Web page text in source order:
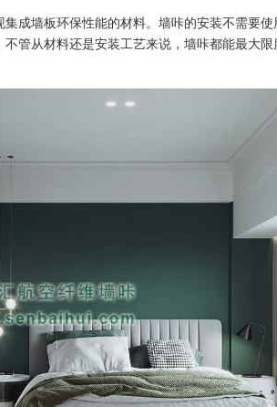
成墙板环保性能的材料。墙咔的安装不需要
管从材料还是安装工艺来说，墙咔都能最大